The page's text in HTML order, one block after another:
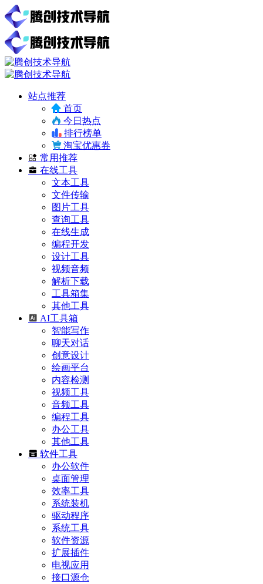
站点推荐
首页
今日热点
排行榜单
淘宝优惠券
常用推荐
在线工具
文本工具
文件传输
图片工具
查询工具
在线生成
编程开发
设计工具
视频音频
解析下载
工具箱集
其他工具
AI工具箱
智能写作
聊天对话
创意设计
绘画平台
内容检测
视频工具
音频工具
编程工具
办公工具
其他工具
软件工具
办公软件
桌面管理
效率工具
系统装机
驱动程序
系统工具
软件资源
扩展插件
电视应用
接口源仓